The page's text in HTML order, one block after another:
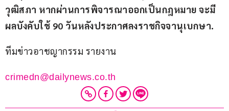
วุฒิสภา หากผ่านการพิจารณาออกเป็นกฎหมาย จะมี
ผลบังคับใช้ 90 วันหลังประกาศลงราชกิจจานุเบกษา.
ทีมข่าวอาชญากรรม รายงาน
crimedn@dailynews.co.th